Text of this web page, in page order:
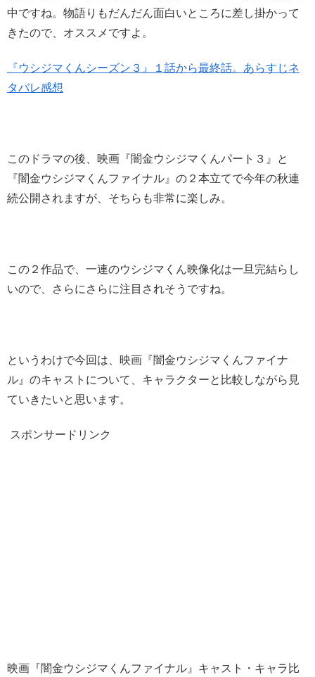
中ですね。物語りもだんだん面白いところに差し掛かって
きたので、オススメですよ。
『ウシジマくんシーズン３』１話から最終話。あらすじネ
タバレ感想
このドラマの後、 映画『闇金ウシジマくんパート３』と
『闇金ウシジマくんファイナル』 の２本立てで今年の秋連
続公開されますが、そちらも非常に楽しみ。
この２作品で、一連のウシジマくん映像化は一旦完結らし
いので、さらにさらに注目されそうですね。
というわけで今回は、 映画『闇金ウシジマくんファイナ
ル』のキャストについて、キャラクターと比較 しながら見
ていきたいと思います。
スポンサードリンク
映画『闇金ウシジマくんファイナル』キャスト・キャラ比